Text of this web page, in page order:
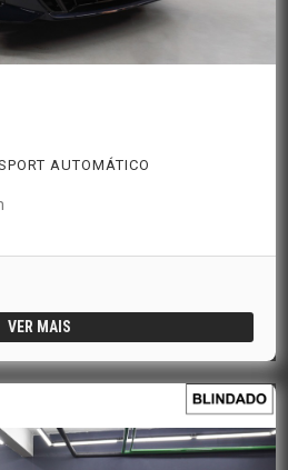
AUTOMÁTICO
VER MAIS